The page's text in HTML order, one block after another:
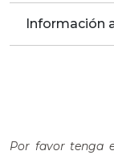
Información
Por favor tenga